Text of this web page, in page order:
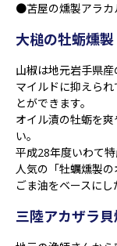
●苫屋の燻製アラ
大槌の牡蛎燻製
山椒は地元岩手県
マイルドに抑えら
とができます。
オイル漬の牡蛎を
い。
平成28年度いわて特
人気の「牡蠣燻製
ごま油をベースにし
三陸アカザラ